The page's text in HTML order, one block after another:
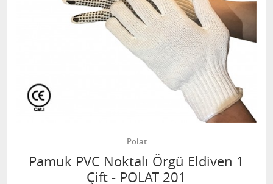
Polat
Pamuk PVC Noktalı Örgü Eldiven 1
Çift - POLAT 201